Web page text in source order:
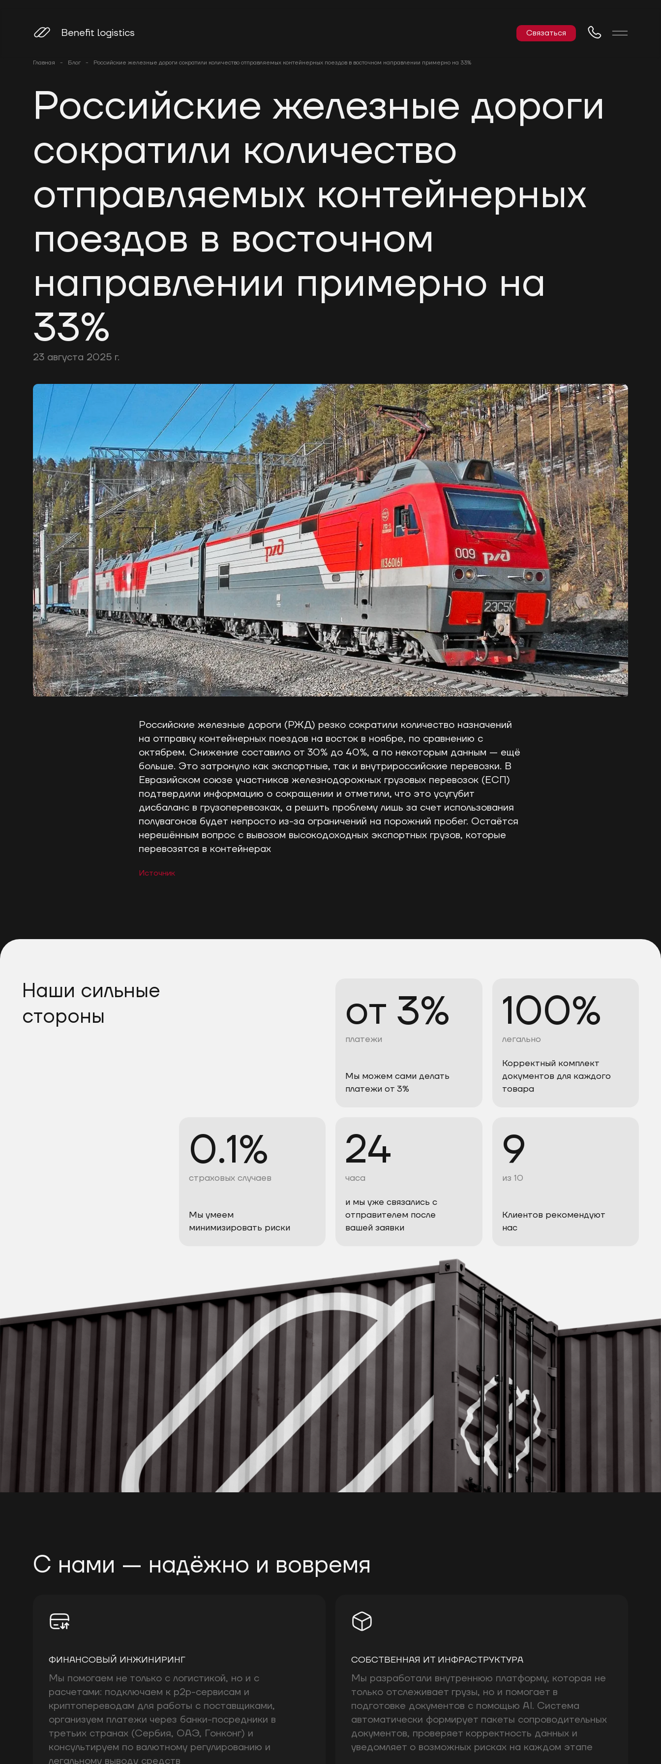
Benefit logistics Связаться
Главная - Блог - Российские железные дороги сократили количество отправляемых контейнерных поездов в восточном направлении примерно на 33%
Российские железные дороги
сократили количество
отправляемых контейнерных
поездов в восточном
направлении примерно на
33%
23 августа 2025 г.
Российские железные дороги (РЖД) резко сократили количество назначений
на отправку контейнерных поездов на восток в ноябре, по сравнению с
октябрем. Снижение составило от 30% до 40%, а по некоторым данным — ещё
больше. Это затронуло как экспортные, так и внутрироссийские перевозки. В
Евразийском союзе участников железнодорожных грузовых перевозок (ЕСП)
подтвердили информацию о сокращении и отметили, что это усугубит
дисбаланс в грузоперевозках, а решить проблему лишь за счет использования
полувагонов будет непросто из-за ограничений на порожний пробег. Остаётся
нерешённым вопрос с вывозом высокодоходных экспортных грузов, которые
перевозятся в контейнерах
Источник
Наши сильные
стороны
от 3%
платежи
Мы можем сами делать
платежи от 3%
100%
легально
Корректный комплект
документов для каждого
товара
0.1%
страховых случаев
Мы умеем
минимизировать риски
24
часа
и мы уже связались с
отправителем после
вашей заявки
9
из 10
Клиентов рекомендуют
нас
С нами — надёжно и вовремя
ФИНАНСОВЫЙ ИНЖИНИРИНГ
Мы помогаем не только с логистикой, но и с
расчетами: подключаем к p2p-сервисам и
криптопереводам для работы с поставщиками,
организуем платежи через банки-посредники в
третьих странах (Сербия, ОАЭ, Гонконг) и
консультируем по валютному регулированию и
легальному выводу средств
СОБСТВЕННАЯ ИТ ИНФРАСТРУКТУРА
Мы разработали внутреннюю платформу, которая не
только отслеживает грузы, но и помогает в
подготовке документов с помощью AI. Система
автоматически формирует пакеты сопроводительных
документов, проверяет корректность данных и
уведомляет о возможных рисках на каждом этапе